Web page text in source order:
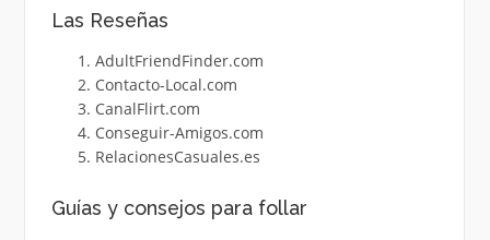
Las Reseñas
AdultFriendFinder.com
Contacto-Local.com
CanalFlirt.com
Conseguir-Amigos.com
RelacionesCasuales.es
Guías y consejos para follar